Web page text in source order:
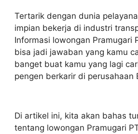
Tertarik dengan dunia
impian bekerja di industri
Informasi lowongan Pramugari
bisa jadi jawaban yang kamu
banget buat kamu yang lagi
pengen berkarir di perusahaan
Di artikel ini, kita akan bahas
tentang lowongan Pramugari